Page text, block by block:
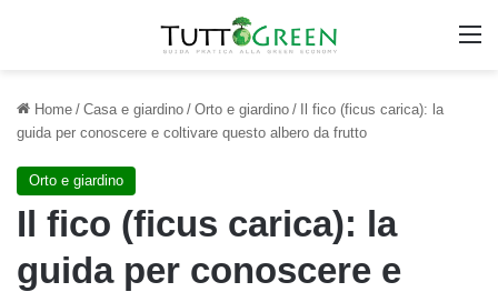
Home / Casa e giardino / Orto e giardino / Il fico (ficus carica): la
guida per conoscere e coltivare questo albero da frutto
Orto e giardino
Il fico (ficus carica): la
guida per conoscere e